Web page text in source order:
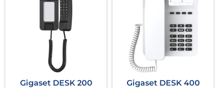
Gigaset DESK 200
Gigaset DESK 400